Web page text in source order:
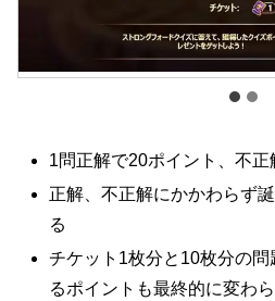
1問正解で20ポイント、不正
正解、不正解にかかわらず
る
チケット1枚分と10枚分の問
るポイントも最終的に変わら